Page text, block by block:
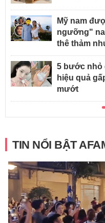
Mỹ nam
ngưỡng"
thê thảm
5 bước nhỏ
hiệu quả
mướt
TIN NỔI BẬT